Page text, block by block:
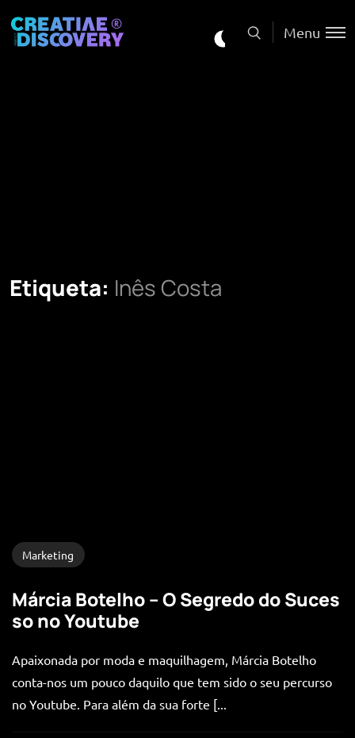
Menu
Etiqueta: Inês Costa
Marketing
Márcia Botelho – O Segredo do Suces
so no Youtube
Apaixonada por moda e maquilhagem, Márcia Botelho
conta-nos um pouco daquilo que tem sido o seu percurso
no Youtube. Para além da sua forte [...